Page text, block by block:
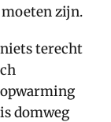
zijn.
terecht
domweg